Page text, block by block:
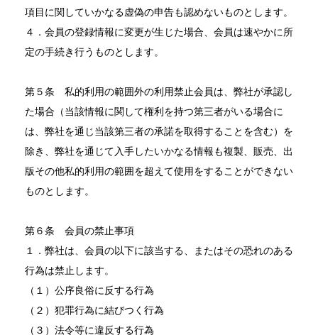
項目に関していかなる虚偽の申告も認めないものとします。
４．会員の登録情報に変更が生じた場合、会員は速やかに所
定の手続き行うものとします。
第５条 私的利用の範囲外の利用禁止会員は、弊社が承認し
た場合（当該情報に関して権利を持つ第三者がいる場合に
は、弊社を通じ当該第三者の承諾を取得することを含む）を
除き、弊社を通じて入手したいかなる情報も複製、販売、出
版その他私的利用の範囲を超えて使用をすることができない
ものとします。
第６条 会員の禁止事項
１．弊社は、会員の以下に該当する、またはその恐れのある
行為は禁止します。
（１）公序良俗に反する行為
（２）犯罪行為に結びつく行為
（３）法令等に違反する行為